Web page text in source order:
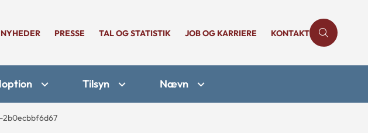
NYHEDER PRESSE TAL OG STATISTIK JOB OG KARRIERE KONTAKT
Tilsyn Nævn
2b0ecbbf6d67